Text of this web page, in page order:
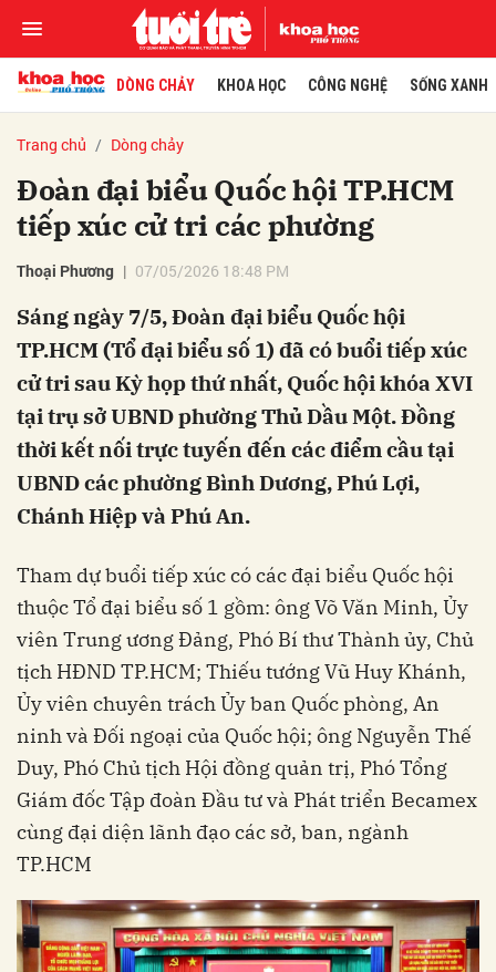
DÒNG CHẢY KHOA HỌC CÔNG NGHỆ SỐNG XANH
Trang chủ Dòng chảy
Đoàn đại biểu Quốc hội TP.HCM
tiếp xúc cử tri các phường
Thoại Phương 07/05/2026 18:48 PM
Sáng ngày 7/5, Đoàn đại biểu Quốc hội
TP.HCM (Tổ đại biểu số 1) đã có buổi tiếp xúc
cử tri sau Kỳ họp thứ nhất, Quốc hội khóa XVI
tại trụ sở UBND phường Thủ Dầu Một. Đồng
thời kết nối trực tuyến đến các điểm cầu tại
UBND các phường Bình Dương, Phú Lợi,
Chánh Hiệp và Phú An.
Tham dự buổi tiếp xúc có các đại biểu Quốc hội
thuộc Tổ đại biểu số 1 gồm: ông Võ Văn Minh, Ủy
viên Trung ương Đảng, Phó Bí thư Thành ủy, Chủ
tịch HĐND TP.HCM; Thiếu tướng Vũ Huy Khánh,
Ủy viên chuyên trách Ủy ban Quốc phòng, An
ninh và Đối ngoại của Quốc hội; ông Nguyễn Thế
Duy, Phó Chủ tịch Hội đồng quản trị, Phó Tổng
Giám đốc Tập đoàn Đầu tư và Phát triển Becamex
cùng đại diện lãnh đạo các sở, ban, ngành
TP.HCM